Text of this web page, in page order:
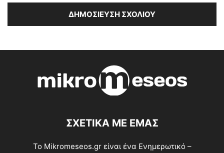
ΣΧΕΤΙΚΑ ΜΕ ΕΜΑΣ
Το Mikromeseos.gr είναι ένα Ενημερωτικό –